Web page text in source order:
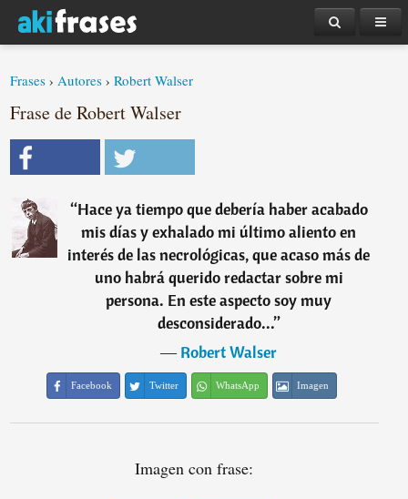
Frases ›Autores ›Robert Walser
Frase de Robert Walser
“Hace ya tiempo que debería haber acabado
mis días y exhalado mi último aliento en
interés de las necrológicas, que acaso más de
uno habrá querido redactar sobre mi
persona. En este aspecto soy muy
desconsiderado...”
―Robert Walser
Facebook Twitter WhatsApp Imagen
Imagen con frase: